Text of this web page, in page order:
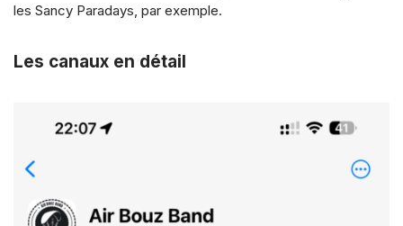
les Sancy Paradays, par exemple.
Les canaux en détail